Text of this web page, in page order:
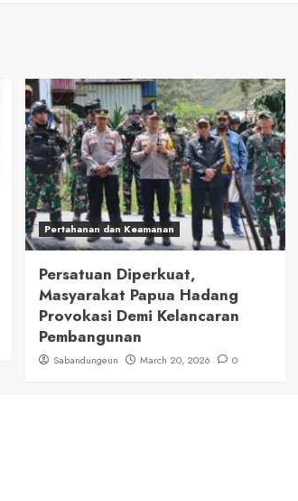
Pertahanan dan Keamanan
Persatuan Diperkuat,
Masyarakat Papua Hadang
Provokasi Demi Kelancaran
Pembangunan
Sabandungeun March 20, 2026 0